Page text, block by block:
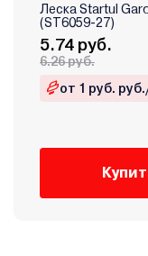
Леска Startul
(ST6059-27)
5.74 руб.
6.26 руб.
от 1 руб.